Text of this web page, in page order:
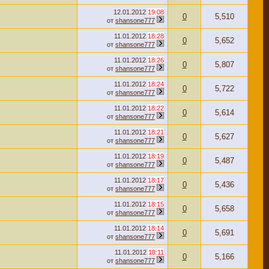
12.01.2012 19:08
от shansone777 0 5,510
11.01.2012 18:28
от shansone777 0 5,652
11.01.2012 18:26
от shansone777 0 5,807
11.01.2012 18:24
от shansone777 0 5,722
11.01.2012 18:22
от shansone777 0 5,614
11.01.2012 18:21
от shansone777 0 5,627
11.01.2012 18:19
от shansone777 0 5,487
11.01.2012 18:17
от shansone777 0 5,436
11.01.2012 18:15
от shansone777 0 5,658
11.01.2012 18:14
от shansone777 0 5,691
11.01.2012 18:11
от shansone777 0 5,166